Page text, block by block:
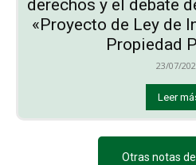
derechos y el debate
«Proyecto de Ley de
Propiedad
23/07/
Leer
Otras notas